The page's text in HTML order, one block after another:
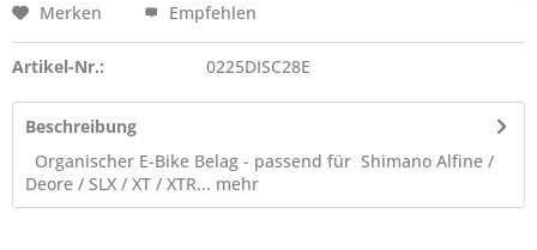
Merken Empfehlen
Artikel-Nr.: 0225DISC28E
Beschreibung
Organischer E-Bike Belag - passend für Shimano Alfine /
Deore / SLX / XT / XTR... mehr